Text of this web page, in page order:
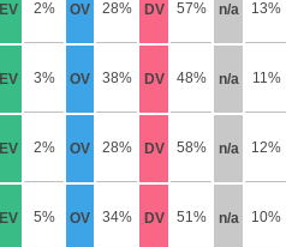
EV 2% OV 28% DV 57% n/a 13%
EV 3% OV 38% DV 48% n/a 11%
EV 2% OV 28% DV 58% n/a 12%
EV 5% OV 34% DV 51% n/a 10%